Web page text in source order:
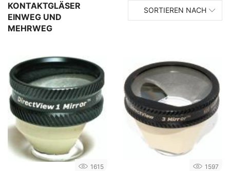
KONTAKTGLÄSER
EINWEG UND
MEHRWEG
SORTIEREN NACH
1615 1597